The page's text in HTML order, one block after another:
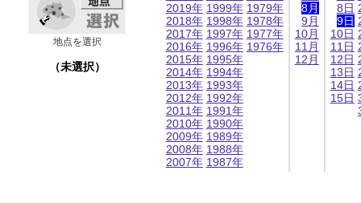
地点を選択
（未選択）
2019年
2018年
2017年
2016年
2015年
2014年
2013年
2012年
2011年
2010年
2009年
2008年
2007年
1999年
1998年
1997年
1996年
1995年
1994年
1993年
1992年
1991年
1990年
1989年
1988年
1987年
1979年
1978年
1977年
1976年
8月
9月
10月
11月
12月
8日
9日
10日
11日
12日
13日
14日
15日